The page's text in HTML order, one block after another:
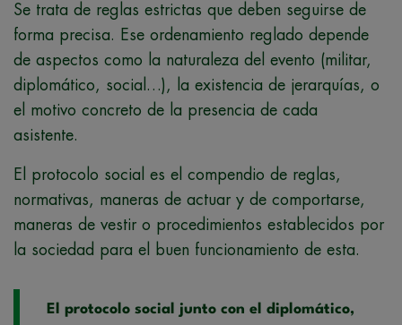
Se trata de reglas estrictas que deben seguirse de
forma precisa.
Ese ordenamiento reglado depende
de aspectos como la naturaleza del evento (militar,
diplomático, social…), la existencia de jerarquías, o
el motivo concreto de la presencia de cada
asistente.
El protocolo social es el compendio de reglas,
normativas, maneras de actuar y de comportarse,
maneras de vestir o procedimientos establecidos por
la sociedad para el buen funcionamiento de esta.
El protocolo social junto con el diplomático,